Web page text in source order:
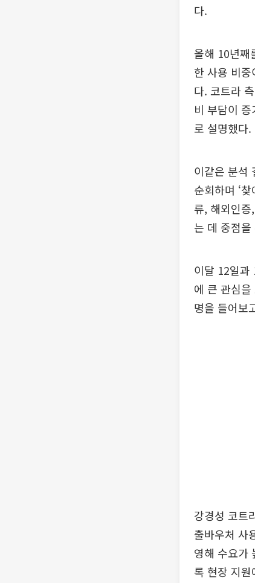
다.
올해 10년째
한 사용 비
다. 코트라
비 부담이
로 설명했다.
이같은 분석
순회하며 ‘
류, 해외인증
는 데 중점
이달 12일과
에 큰 관심
명을 들어보
강경성 코트
출바우처 사
영해 수요가
록 현장 지